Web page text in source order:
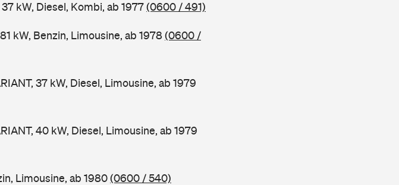
kW, Diesel, Kombi, ab 1977(0600 / 491)
kW, Benzin, Limousine, ab 1978(0600 /
37 kW, Diesel, Limousine, ab 1979
40 kW, Diesel, Limousine, ab 1979
Limousine, ab 1980(0600 / 540)